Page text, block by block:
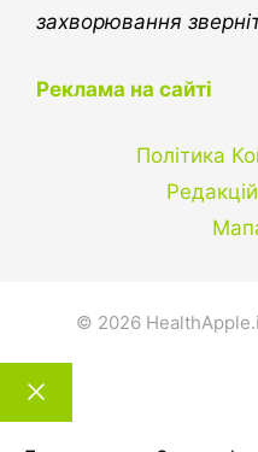
захворювання
Реклама на сайті
Політика
© 2026
Закрити